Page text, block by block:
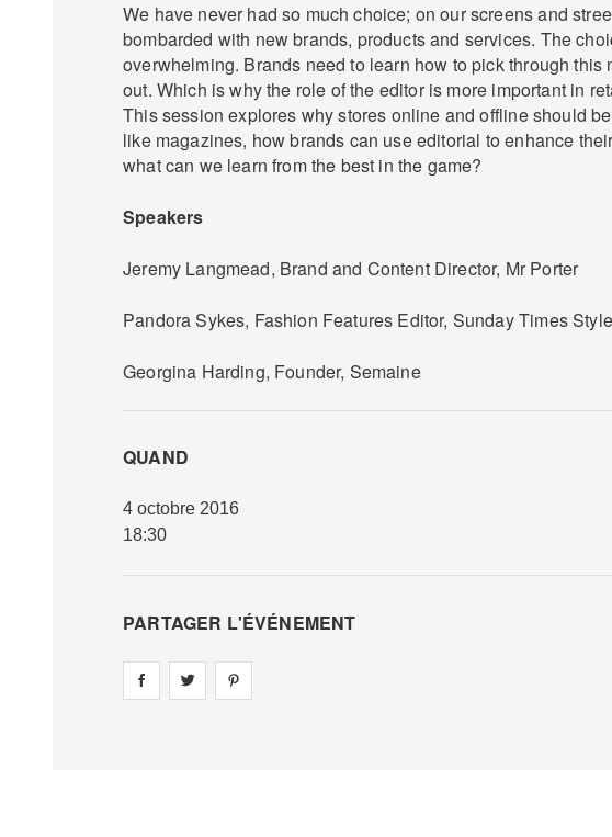
We have never had so much choice; on our screens and
bombarded with new brands, products and services. The
overwhelming. Brands need to learn how to pick through this
out. Which is why the role of the editor is more important in
This session explores why stores online and offline should
like magazines, how brands can use editorial to enhance
what can we learn from the best in the game?
Speakers
Jeremy Langmead, Brand and Content Director, Mr Porter
Pandora Sykes, Fashion Features Editor, Sunday Times Style
Georgina Harding, Founder, Semaine
QUAND
4 octobre 2016
18:30
PARTAGER L'ÉVÉNEMENT
Share on facebook
Share on